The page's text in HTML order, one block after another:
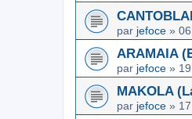
par jefoce »
ARAMAIA
par jefoce »
MAKOLA
par jefoce »